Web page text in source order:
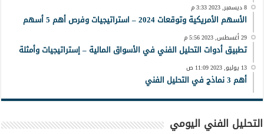
8 ديسمبر, 2023 3:33 م
الأسهم الأمريكية وتوقعات 2024 – استراتيجيات وفرص أهم 5 أسهم
29 أغسطس, 2023 5:56 م
تطبيق أدوات التحليل الفني في الأسواق المالية – إستراتيجيات وأمثلة
13 يوليو, 2023 11:09 ص
أهم 3 نماذج في التحليل الفني
التحليل الفني اليومي